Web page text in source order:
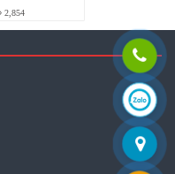
2,854